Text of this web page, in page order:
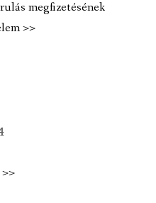
megfizetésének
>>